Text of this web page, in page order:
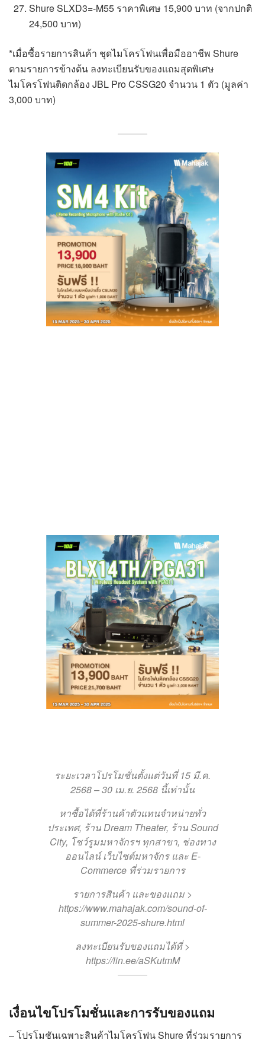
Shure SLXD3=-M55 ราคาพิเศษ 15,900 บาท (จากปกติ
24,500 บาท)
*เมื่อซื้อรายการสินค้า ชุดไมโครโฟนเพื่อมืออาชีพ Shure
ตามรายการข้างต้น ลงทะเบียนรับของแถมสุดพิเศษ
ไมโครโฟนติดกล้อง JBL Pro CSSG20 จำนวน 1 ตัว (มูลค่า
3,000 บาท)
ระยะเวลาโปรโมชั่นตั้งแต่วันที่ 15 มี.ค.
2568 – 30 เม.ย. 2568 นี้เท่านั้น
หาซื้อได้ที่ร้านค้าตัวแทนจำหน่ายทั่ว
ประเทศ, ร้าน Dream Theater, ร้าน Sound
City, โชว์รูมมหาจักรฯ ทุกสาขา, ช่องทาง
ออนไลน์ เว็บไซต์มหาจักร และ E-
Commerce ที่ร่วมรายการ
รายการสินค้า และของแถม >
https://www.mahajak.com/sound-of-
summer-2025-shure.html
ลงทะเบียนรับของแถมได้ที่ >
https://lin.ee/aSKutmM
เงื่อนไขโปรโมชั่นและการรับของแถม
– โปรโมชันเฉพาะสินค้าไมโครโฟน Shure ที่ร่วมรายการ